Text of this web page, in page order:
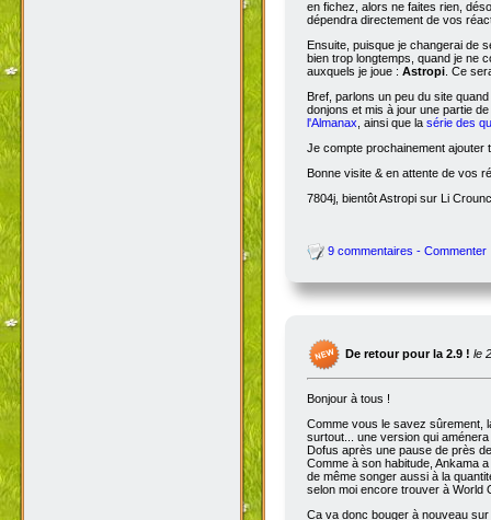
en fichez, alors ne faites rien,
dépendra directement de vos
Ensuite, puisque je changerai de
bien trop longtemps, quand je ne
auxquels je joue : Astropi . Ce
Bref, parlons un peu du site
donjons et mis à jour une partie
l'Almanax , ainsi que la série des
Je compte prochainement ajouter
Bonne visite & en attente de vos
7804j, bientôt Astropi sur Li
9 commentaires - Commenter
De retour pour la 2.9 ! le
Bonjour à tous !
Comme vous le savez sûrement,
surtout... une version qui
Dofus après une pause de près
Comme à son habitude, Ankama
de même songer aussi à la
selon moi encore trouver à World
Ca va donc bouger à nouveau